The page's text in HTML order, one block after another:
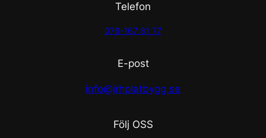
Telefon
076-167 81 77
E-post
info@jrhplatbygg.se
Följ OSS